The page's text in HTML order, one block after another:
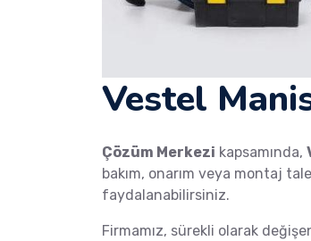
Vestel
Çözüm Merkezi kapsamında,
bakım, onarım veya montaj
faydalanabilirsiniz.
Firmamız, sürekli olarak